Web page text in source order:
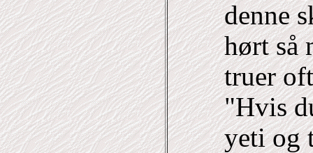
denne
hørt så
truer
"Hvis
yeti og